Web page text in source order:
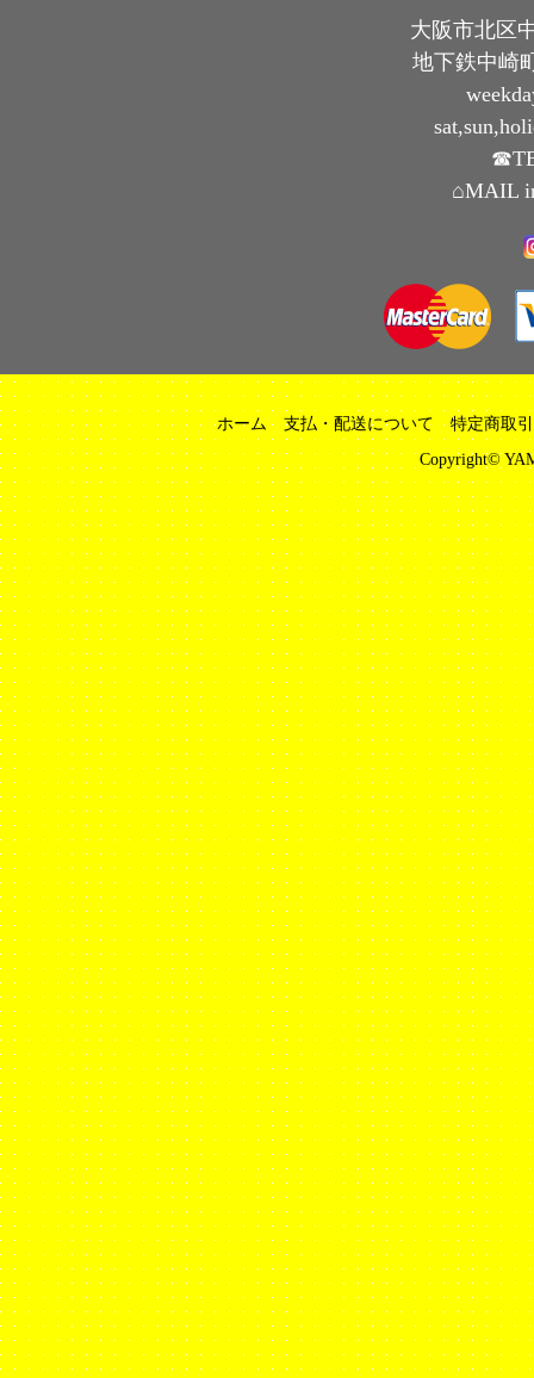
大阪市北区
地下鉄中崎
⌂MAIL
ホーム 支払・配送について
特定商取
Copyright©